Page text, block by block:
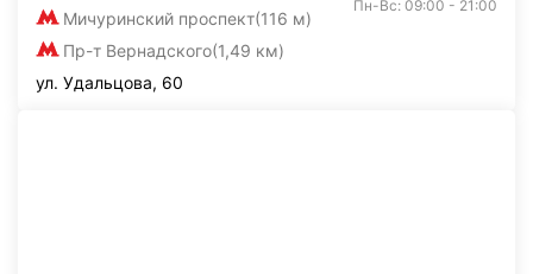
Мичуринский проспект(116 м)
Пр-т Вернадского(1,49 км)
Пн-Вс: 09:00 - 21:00
ул. Удальцова, 60